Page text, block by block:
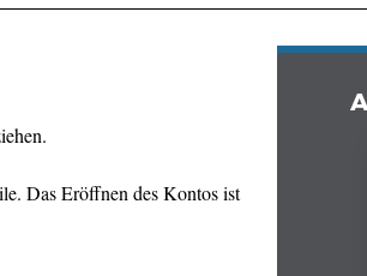
Das Eröffnen des Kontos ist